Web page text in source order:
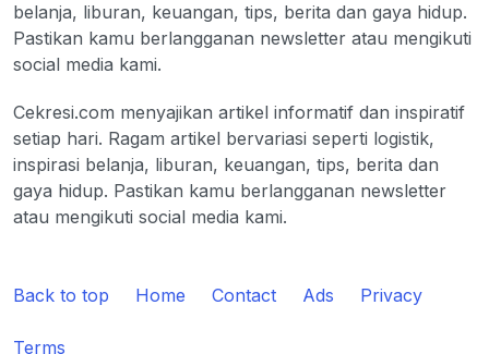
belanja, liburan, keuangan, tips, berita dan gaya hidup.
Pastikan kamu berlangganan newsletter atau mengikuti
social media kami.
Cekresi.com menyajikan artikel informatif dan inspiratif
setiap hari. Ragam artikel bervariasi seperti logistik,
inspirasi belanja, liburan, keuangan, tips, berita dan
gaya hidup. Pastikan kamu berlangganan newsletter
atau mengikuti social media kami.
Back to top Home Contact Ads Privacy
Terms